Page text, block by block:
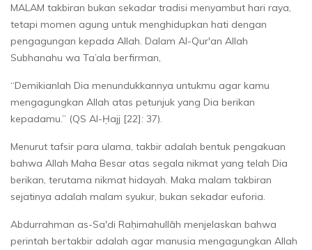
MALAM takbiran bukan sekadar tradisi menyambut hari raya,
tetapi momen agung untuk menghidupkan hati dengan
pengagungan kepada Allah. Dalam Al-Qur'an Allah
Subhanahu wa Ta’ala berfirman,
“Demikianlah Dia menundukkannya untukmu agar kamu
mengagungkan Allah atas petunjuk yang Dia berikan
kepadamu.” (QS Al-Ḥajj [22]: 37).
Menurut tafsir para ulama, takbir adalah bentuk pengakuan
bahwa Allah Maha Besar atas segala nikmat yang telah Dia
berikan, terutama nikmat hidayah. Maka malam takbiran
sejatinya adalah malam syukur, bukan sekadar euforia.
Abdurrahman as-Sa'di Raḥimahullāh menjelaskan bahwa
perintah bertakbir adalah agar manusia mengagungkan Allah